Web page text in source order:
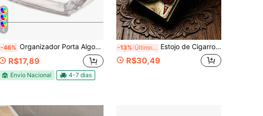
6
-46% Organizador Porta Algodão e Porta Cotonete Acrilico Tampa de Bambu / Tampa Acrilico
R$17,89
Envio Nacional 4-7 dias
-13% Último dia Estojo de Cigarro Estilo Gótico Vintage com Padrão de Diamante, Dados Vermelhos e Caveira, Capa de Plástico Rígido Durável e Portátil para Maço de Cigarro, Oculta Perfeitamente a Embalagem Original, Caixa Leve para Armazenamento de Tabaco, Presente Novidade Legal para Homens, Ideal para Aniversário, Halloween e Feriados
R$30,49